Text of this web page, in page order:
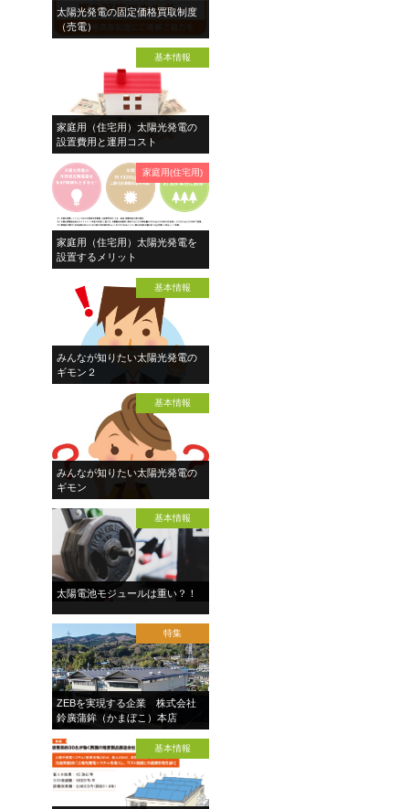
太陽光発電の固定価格買取制度
（売電）
基本情報
家庭用（住宅用）太陽光発電の
設置費用と運用コスト
家庭用(住宅用)
家庭用（住宅用）太陽光発電を
設置するメリット
基本情報
みんなが知りたい太陽光発電の
ギモン２
基本情報
みんなが知りたい太陽光発電の
ギモン
基本情報
太陽電池モジュールは重い？！
特集
ZEBを実現する企業 株式会社
鈴廣蒲鉾（かまぼこ）本店
基本情報